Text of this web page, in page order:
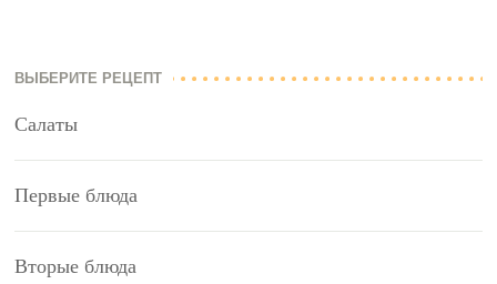
ВЫБЕРИТЕ РЕЦЕПТ
Салаты
Первые блюда
Вторые блюда